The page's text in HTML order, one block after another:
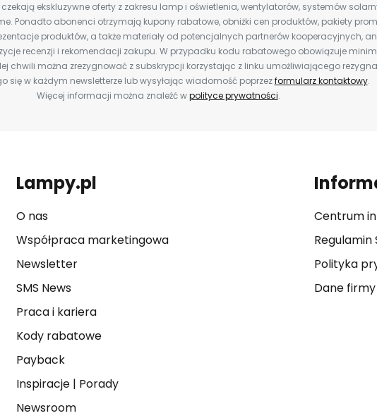
ekskluzywne oferty z zakresu lamp i oświetlenia, wentylatorów, systemów
Ponadto abonenci otrzymają kupony rabatowe, obniżki cen produktów, pakiety
produktów, a także materiały od potencjalnych partnerów kooperacyjnych,
recenzji i rekomendacji zakupu. W przypadku kodu rabatowego obowiązuje
chwili można zrezygnować z subskrypcji korzystając z linku umożliwiającego
się w każdym newsletterze lub wysyłając wiadomość poprzezformularz kontaktowy.
Więcej informacji można znaleźć wpolityce prywatności.
Lampy.pl
O nas
Współpraca marketingowa
Newsletter
SMS News
Praca i kariera
Kody rabatowe
Payback
Inspiracje| Porady
Newsroom
Centrum
Regulamin
Polityka
Dane firmy